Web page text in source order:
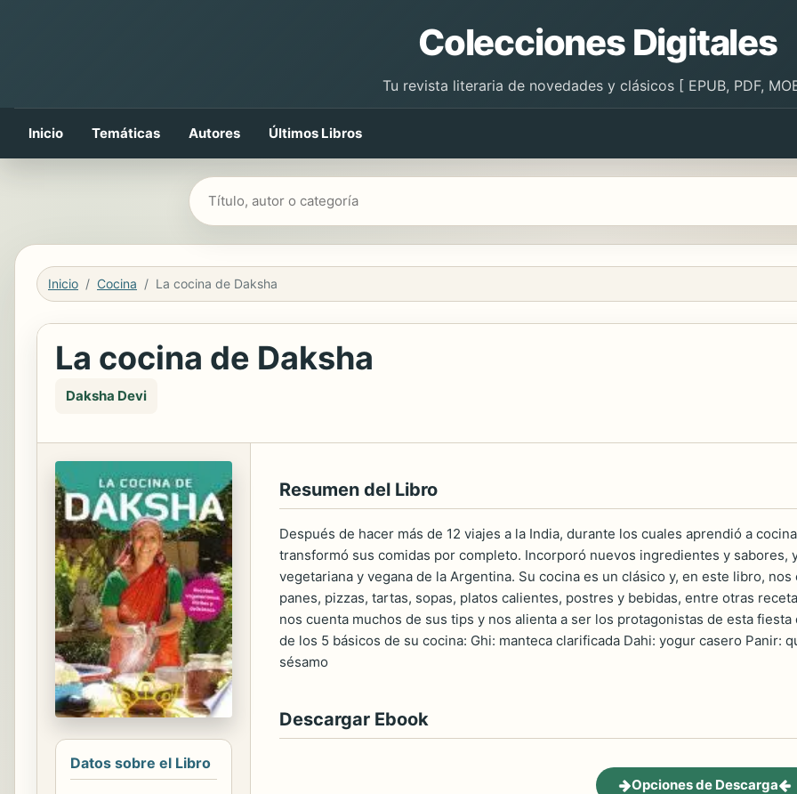
Colecciones Digitales
Tu revista literaria de novedades y clásicos [ EPUB, PDF,
Inicio Temáticas Autores Últimos Libros
Buscar libros
Inicio Cocina La cocina de Daksha
La cocina de Daksha
Daksha Devi
Datos sobre el Libro
Resumen del Libro
Después de hacer más de 12 viajes a la India, durante los cuales aprendió a
transformó sus comidas por completo. Incorporó nuevos ingredientes y sabores,
vegetariana y vegana de la Argentina. Su cocina es un clásico y, en este libro,
panes, pizzas, tartas, sopas, platos calientes, postres y bebidas, entre otras
nos cuenta muchos de sus tips y nos alienta a ser los protagonistas de esta
de los 5 básicos de su cocina: Ghi: manteca clarificada Dahi: yogur casero Panir:
sésamo
Descargar Ebook
Opciones de Descarga